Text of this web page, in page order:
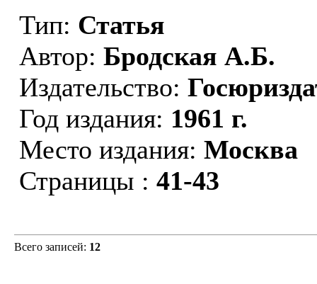
Тип: Статья
Автор: Бродская А.Б.
Издательство:
Год издания: 1961 г.
Место издания: Москва
Страницы : 41-43
Всего записей: 12